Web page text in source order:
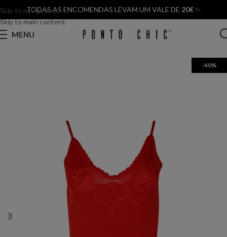
Skip to navigation
Skip to main content
TODAS AS ENCOMENDAS LEVAM UM VALE DE 20€✨
MENU
-40%